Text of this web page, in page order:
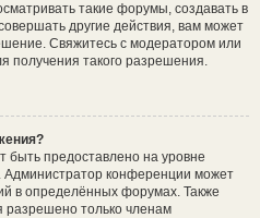
такие форумы, создавать в
другие действия, вам может
Свяжитесь с модератором или
получения такого разрешения.
быть предоставлено на уровне
Администратор конференции может
в определённых форумах. Также
разрешено только членам